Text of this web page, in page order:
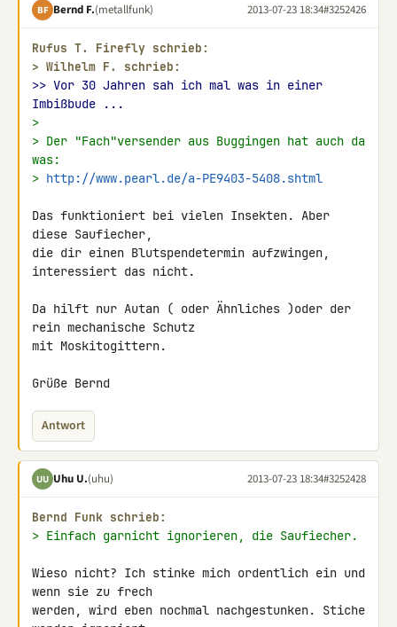
BF Bernd F.(metallfunk) 2013-07-23 18:34#3252426
Rufus Τ. Firefly schrieb:
> Wilhelm F. schrieb:
>> Vor 30 Jahren sah ich mal was in einer
Imbißbude ...
>
> Der "Fach"versender aus Buggingen hat auch da
was:
> http://www.pearl.de/a-PE9403-5408.shtml
Das funktioniert bei vielen Insekten. Aber
diese Saufiecher,
die dir einen Blutspendetermin aufzwingen,
interessiert das nicht.
Da hilft nur Autan ( oder Ähnliches )oder der
rein mechanische Schutz
mit Moskitogittern.
Grüße Bernd
Antwort
UU Uhu U.(uhu) 2013-07-23 18:34#3252428
Bernd Funk schrieb:
> Einfach garnicht ignorieren, die Saufiecher.
Wieso nicht? Ich stinke mich ordentlich ein und
wenn sie zu frech
werden, wird eben nochmal nachgestunken. Stiche